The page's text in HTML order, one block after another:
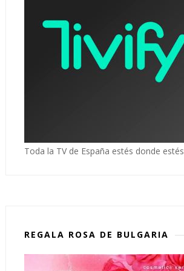
Toda la TV de España estés donde estés
REGALA ROSA DE BULGARIA